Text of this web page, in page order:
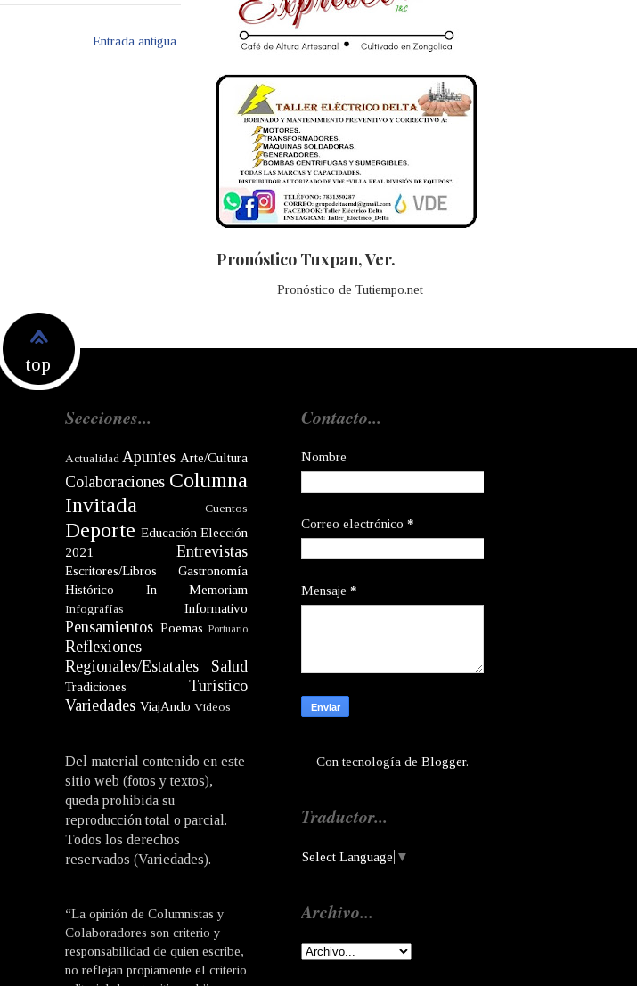
Entrada antigua
Pronóstico Tuxpan, Ver.
Pronóstico de Tutiempo.net
top
Secciones...
Actualidad Apuntes Arte/Cultura
Colaboraciones Columna
Invitada
Cuentos
Deporte Educación Elección
2021
Entrevistas
Escritores/Libros
Gastronomía
Histórico
In Memoriam
Infografías Informativo
Pensamientos Poemas Portuario
Reflexiones
Regionales/Estatales
Salud
Tradiciones
Turístico
Variedades ViajAndo Videos
Del material contenido en este
sitio web (fotos y textos),
queda prohibida su
reproducción total o parcial.
Todos los derechos
reservados (Variedades).
“La opinión de Columnistas y
Colaboradores son criterio y
responsabilidad de quien escribe,
no reflejan propiamente el criterio
Contacto...
Nombre
Correo electrónico *
Mensaje *
Con tecnología de Blogger.
Traductor...
Select Language ▼
Archivo...